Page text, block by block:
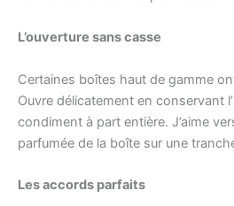
L’ouverture sans casse
Certaines boîtes haut de gamme
Ouvre délicatement en conservant
condiment à part entière. J’aime
parfumée de la boîte sur une
Les accords parfaits